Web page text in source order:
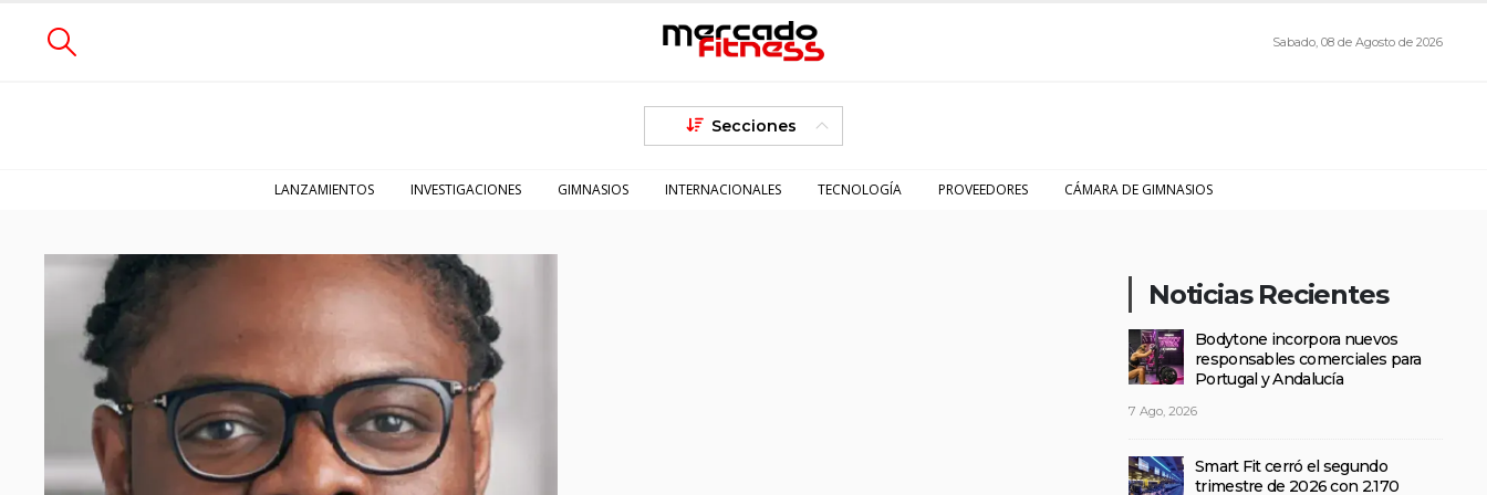
Sabado, 08 de Agosto de 2026
Secciones
LANZAMIENTOS INVESTIGACIONES GIMNASIOS INTERNACIONALES TECNOLOGÍA PROVEEDORES CÁMARA DE GIMNASIOS
Noticias Recientes
Bodytone incorpora nuevos
responsables comerciales para
Portugal y Andalucía
7 Ago, 2026
Smart Fit cerró el segundo
trimestre de 2026 con 2.170